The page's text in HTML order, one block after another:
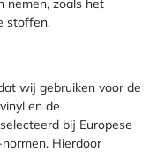
nemen, zoals het
stoffen.
wij gebruiken voor de
en de
bij Europese
Hierdoor